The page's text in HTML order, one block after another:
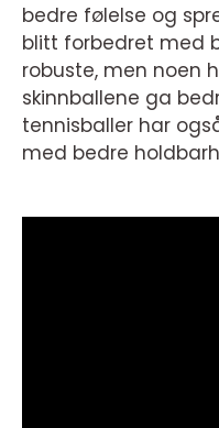
bedre følelse og
blitt forbedret med
robuste, men noen
skinnballene ga
tennisballer har
med bedre